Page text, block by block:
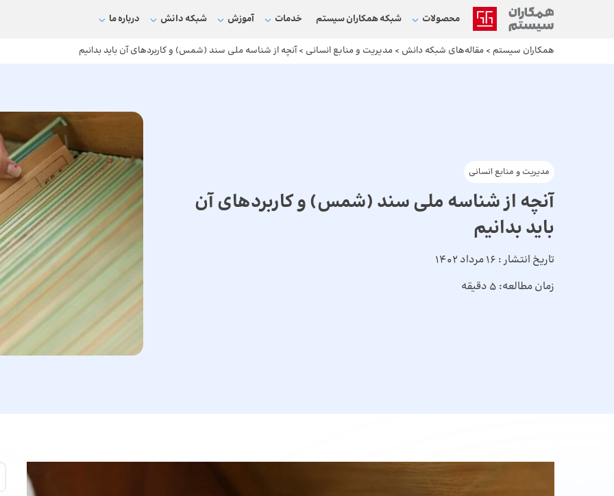
محصولات شبکه‌ همکاران سیستم خدمات آموزش شبکه دانش درباره ما
همکاران سیستم > مقاله‌های شبکه دانش > مدیریت و منابع انسانی >آنچه از شناسه ملی سند (شمس) و کاربردهای آن باید بدانیم
مدیریت و منابع انسانی
آنچه از شناسه ملی سند (شمس) و کاربردهای آن
باید بدانیم
تاریخ انتشار : 16 مرداد 1402
زمان مطالعه: 5 دقیقه